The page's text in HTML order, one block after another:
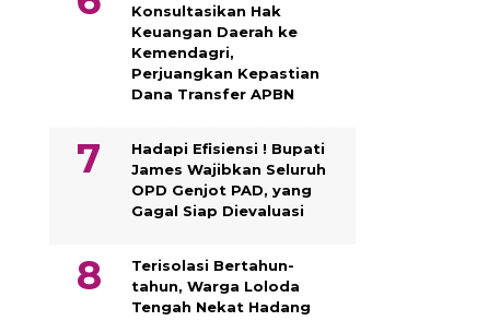
Konsultasikan Hak
Keuangan Daerah ke
Kemendagri,
Perjuangkan Kepastian
Dana Transfer APBN
Hadapi Efisiensi ! Bupati
James Wajibkan Seluruh
OPD Genjot PAD, yang
Gagal Siap Dievaluasi
Terisolasi Bertahun-
tahun, Warga Loloda
Tengah Nekat Hadang